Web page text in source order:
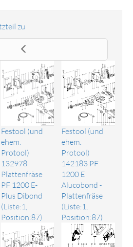
zu
Festool (und
ehem.
Protool)
132978
Plattenfräse
PF 1200 E-
Plus Dibond
(Liste:1,
Position:87)
Festool (und
ehem.
Protool)
142183 PF
1200 E
Alucobond -
Plattenfräse
(Liste:1,
Position:87)